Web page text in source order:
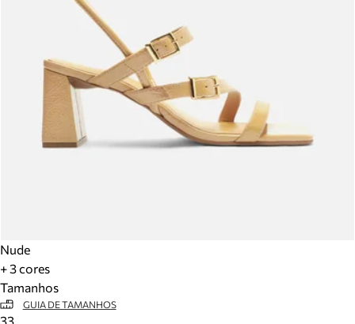
Nude
+ 3 cores
Tamanhos
GUIA DE TAMANHOS
33